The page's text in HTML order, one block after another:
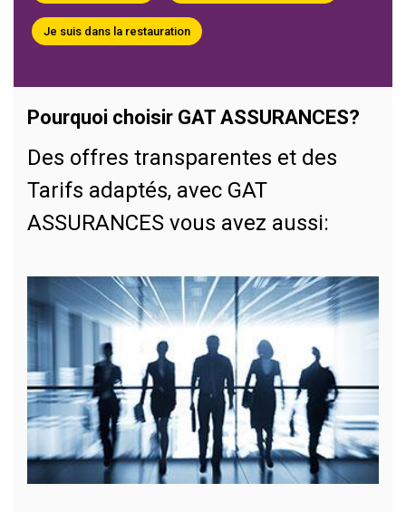
Je suis dans la restauration
Pourquoi choisir GAT ASSURANCES?
Des offres transparentes et des
Tarifs adaptés, avec GAT
ASSURANCES vous avez aussi: